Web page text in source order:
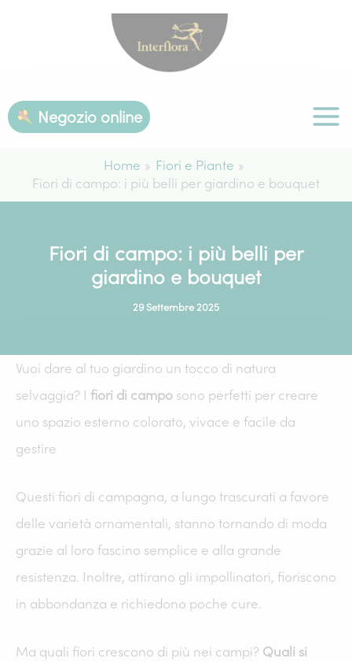
Negozio online
Home
Fiori e Piante
Fiori di campo: i più belli per giardino e bouquet
Fiori di campo: i più belli per
giardino e bouquet
29 Settembre 2025
Vuoi dare al tuo giardino un tocco di natura
selvaggia? I fiori di campo sono perfetti per creare
uno spazio esterno colorato, vivace e facile da
gestire
Questi fiori di campagna, a lungo trascurati a favore
delle varietà ornamentali, stanno tornando di moda
grazie al loro fascino semplice e alla grande
resistenza. Inoltre, attirano gli impollinatori, fioriscono
in abbondanza e richiedono poche cure.
Ma quali fiori crescono di più nei campi? Quali si